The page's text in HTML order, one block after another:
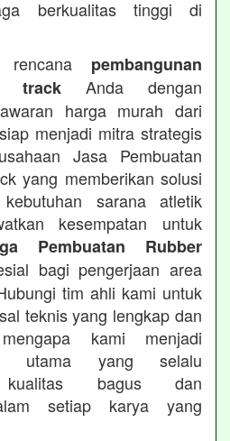
berkualitas tinggi di
rencana pembangunan
trackAnda dengan
harga murah dari
menjadi mitra strategis
Jasa Pembuatan
yang memberikan solusi
sarana atletik
kesempatan untuk
Pembuatan Rubber
bagi pengerjaan area
tim ahli kami untuk
teknis yang lengkap dan
kami menjadi
utama yang selalu
kualitas bagus dan
setiap karya yang